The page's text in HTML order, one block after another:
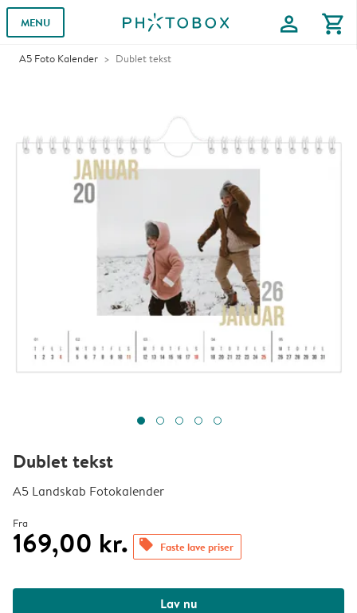
MENU profile shopping_cart
A5 Foto Kalender Dublet tekst
Dublet tekst
A5 Landskab Fotokalender
Fra
169,00 kr. offers Faste lave priser
Lav nu